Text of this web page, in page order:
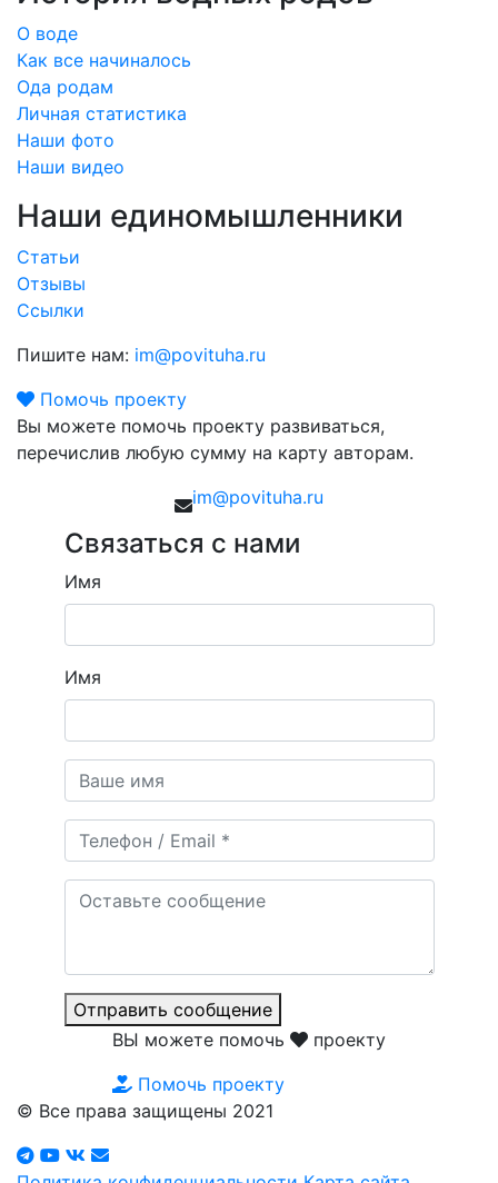
О воде
Как все начиналось
Ода родам
Личная статистика
Наши фото
Наши видео
Наши единомышленники
Статьи
Отзывы
Ссылки
Пишите нам: im@povituha.ru
Помочь проекту
Вы можете помочь проекту развиваться,
перечислив любую сумму на карту авторам.
im@povituha.ru
Связаться с нами
Имя
Имя
Отправить сообщение
ВЫ можете помочь
проекту
Помочь проекту
© Все права защищены 2021